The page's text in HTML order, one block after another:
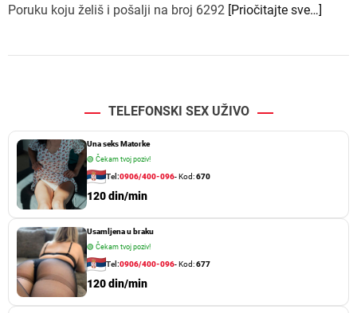
Poruku koju želiš i pošalji na broj 6292 [Priočitajte sve…]
TELEFONSKI SEX UŽIVO
Una seks Matorke
🟢 Čekam tvoj poziv!
Tel:0906/400-096- Kod:670
120 din/min
Usamljena u braku
🟢 Čekam tvoj poziv!
Tel:0906/400-096- Kod:677
120 din/min